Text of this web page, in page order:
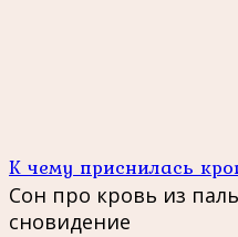
К чему приснилась
Сон про кровь из
сновидение